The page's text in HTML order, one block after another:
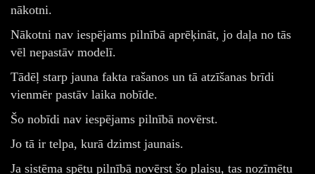
nākotni.
Nākotni nav iespējams pilnībā aprēķināt, jo daļa no tās
vēl nepastāv modelī.
Tādēļ starp jauna fakta rašanos un tā atzīšanas brīdi
vienmēr pastāv laika nobīde.
Šo nobīdi nav iespējams pilnībā novērst.
Jo tā ir telpa, kurā dzimst jaunais.
Ja sistēma spētu pilnībā novērst šo plaisu, tas nozīmētu